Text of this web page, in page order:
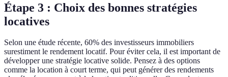
Étape 3 : Choix des bonnes stratégies
locatives
Selon une étude récente, 60% des investisseurs immobiliers
surestiment le rendement locatif. Pour éviter cela, il est important de
développer une stratégie locative solide. Pensez à des options
comme la location à court terme, qui peut générer des rendements